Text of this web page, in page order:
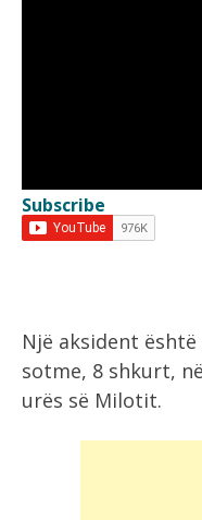
Subscribe
Një aksident
sotme, 8 shkurt,
urës së Milotit.